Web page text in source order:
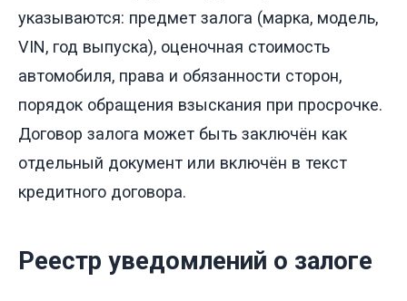
указываются: предмет залога (марка, модель,
VIN, год выпуска), оценочная стоимость
автомобиля, права и обязанности сторон,
порядок обращения взыскания при просрочке.
Договор залога может быть заключён как
отдельный документ или включён в текст
кредитного договора.
Реестр уведомлений о залоге